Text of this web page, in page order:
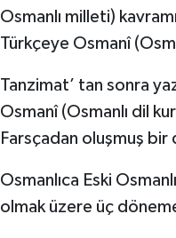
Osmanlı milleti)
Türkçeye Osmanî
Tanzimat’ tan sonra
Osmanî (Osmanlı dil
Farsçadan oluşmuş bir
Osmanlıca Eski
olmak üzere üç döneme